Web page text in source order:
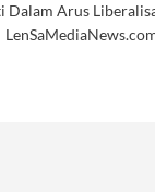
Dalam Arus